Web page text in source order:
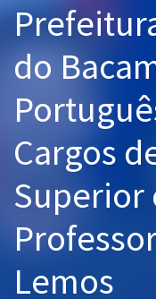
Cursos 20% OFF
Pós
Graduação
OAB
Questões grátis
do
Cargos
Superior
Lemos